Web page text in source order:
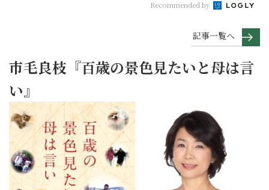
Recommended by
記事一覧へ
市毛良枝『百歳の景色見たいと母は言
い』